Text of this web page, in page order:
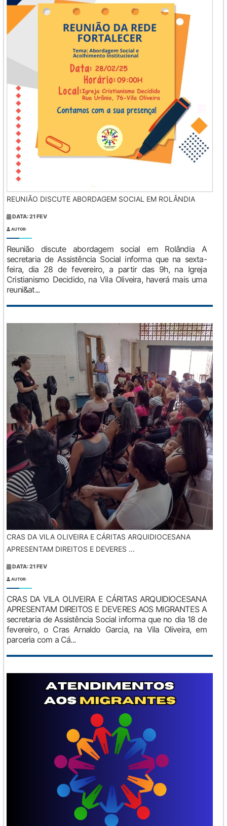
REUNIÃO DISCUTE ABORDAGEM SOCIAL EM ROLÂNDIA
DATA: 21 FEV
AUTOR:
Reunião discute abordagem social em Rolândia A
secretaria de Assistência Social informa que na sexta-
feira, dia 28 de fevereiro, a partir das 9h, na Igreja
Cristianismo Decidido, na Vila Oliveira, haverá mais uma
reuni&at...
CRAS DA VILA OLIVEIRA E CÁRITAS ARQUIDIOCESANA
APRESENTAM DIREITOS E DEVERES ...
DATA: 21 FEV
AUTOR:
CRAS DA VILA OLIVEIRA E CÁRITAS ARQUIDIOCESANA
APRESENTAM DIREITOS E DEVERES AOS MIGRANTES A
secretaria de Assistência Social informa que no dia 18 de
fevereiro, o Cras Arnaldo Garcia, na Vila Oliveira, em
parceria com a Cá...